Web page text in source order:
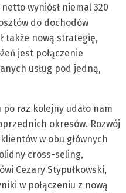
wyniósł niemal 320
do dochodów
także nową strategię,
jest połączenie
usług pod jedną,
raz kolejny udało nam
okresów. Rozwój
w obu głównych
cross-seling,
Cezary Stypułkowski,
w połączeniu z nową